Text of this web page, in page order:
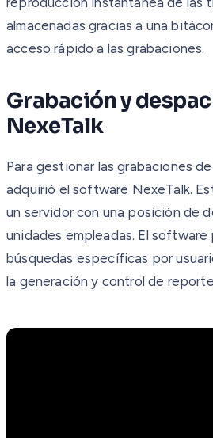
almacenadas gracias a una
acceso rápido a las grabaciones.
Grabación y
NexeTalk
Para gestionar las grabaciones
adquirió el software NexeTalk.
un servidor con una posición de
unidades empleadas. El
búsquedas específicas por
la generación y control de